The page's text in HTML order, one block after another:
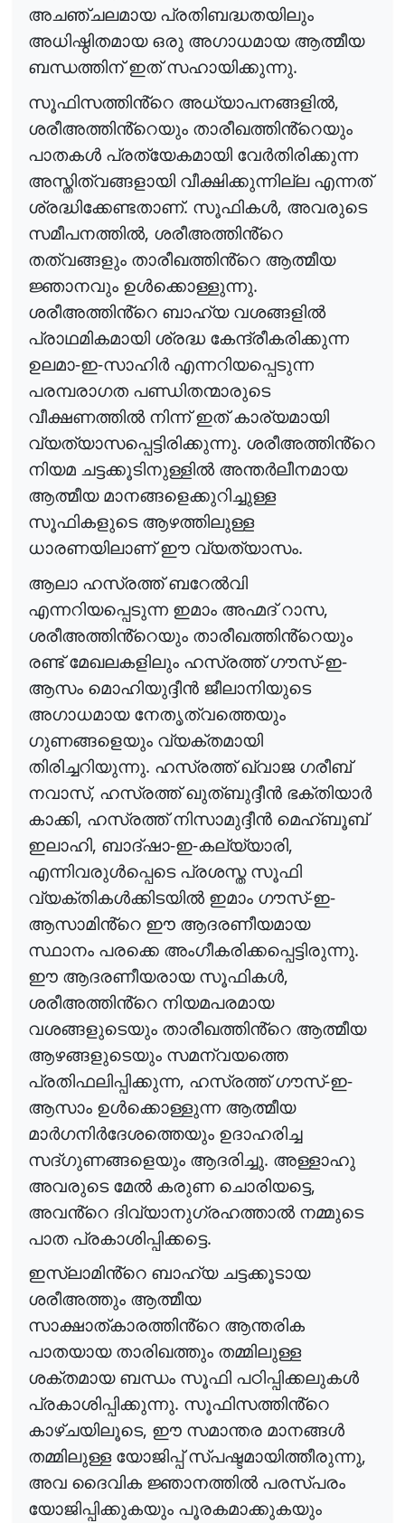
അചഞ്ചലമായ പ്രതിബദ്ധതയിലും
അധിഷ്ഠിതമായ ഒരു അഗാധമായ ആത്മീയ
ബന്ധത്തിന് ഇത് സഹായിക്കുന്നു.
സൂഫിസത്തിൻ്റെ അധ്യാപനങ്ങളിൽ,
ശരീഅത്തിൻ്റെയും താരീഖത്തിൻ്റെയും
പാതകൾ പ്രത്യേകമായി വേർതിരിക്കുന്ന
അസ്തിത്വങ്ങളായി വീക്ഷിക്കുന്നില്ല എന്നത്
ശ്രദ്ധിക്കേണ്ടതാണ്. സൂഫികൾ, അവരുടെ
സമീപനത്തിൽ, ശരീഅത്തിൻ്റെ
തത്വങ്ങളും താരീഖത്തിൻ്റെ ആത്മീയ
ജ്ഞാനവും ഉൾക്കൊള്ളുന്നു.
ശരീഅത്തിൻ്റെ ബാഹ്യ വശങ്ങളിൽ
പ്രാഥമികമായി ശ്രദ്ധ കേന്ദ്രീകരിക്കുന്ന
ഉലമാ-ഇ-സാഹിർ എന്നറിയപ്പെടുന്ന
പരമ്പരാഗത പണ്ഡിതന്മാരുടെ
വീക്ഷണത്തിൽ നിന്ന് ഇത് കാര്യമായി
വ്യത്യാസപ്പെട്ടിരിക്കുന്നു. ശരീഅത്തിൻ്റെ
നിയമ ചട്ടക്കൂടിനുള്ളിൽ അന്തർലീനമായ
ആത്മീയ മാനങ്ങളെക്കുറിച്ചുള്ള
സൂഫികളുടെ ആഴത്തിലുള്ള
ധാരണയിലാണ് ഈ വ്യത്യാസം.
ആലാ ഹസ്രത്ത് ബറേൽവി
എന്നറിയപ്പെടുന്ന ഇമാം അഹ്മദ് റാസ,
ശരീഅത്തിൻ്റെയും താരീഖത്തിൻ്റെയും
രണ്ട് മേഖലകളിലും ഹസ്രത്ത് ഗൗസ്-ഇ-
ആസം മൊഹിയുദ്ദീൻ ജീലാനിയുടെ
അഗാധമായ നേതൃത്വത്തെയും
ഗുണങ്ങളെയും വ്യക്തമായി
തിരിച്ചറിയുന്നു. ഹസ്രത്ത് ഖ്വാജ ഗരീബ്
നവാസ്, ഹസ്രത്ത് ഖുത്ബുദ്ദീൻ ഭക്തിയാർ
കാക്കി, ഹസ്രത്ത് നിസാമുദ്ദീൻ മെഹ്ബൂബ്
ഇലാഹി, ബാദ്ഷാ-ഇ-കല്യ്യാരി,
എന്നിവരുൾപ്പെടെ പ്രശസ്ത സൂഫി
വ്യക്തികൾക്കിടയിൽ ഇമാം ഗൗസ്-ഇ-
ആസാമിൻ്റെ ഈ ആദരണീയമായ
സ്ഥാനം പരക്കെ അംഗീകരിക്കപ്പെട്ടിരുന്നു.
ഈ ആദരണീയരായ സൂഫികൾ,
ശരീഅത്തിൻ്റെ നിയമപരമായ
വശങ്ങളുടെയും താരീഖത്തിൻ്റെ ആത്മീയ
ആഴങ്ങളുടെയും സമന്വയത്തെ
പ്രതിഫലിപ്പിക്കുന്ന, ഹസ്രത്ത് ഗൗസ്-ഇ-
ആസാം ഉൾക്കൊള്ളുന്ന ആത്മീയ
മാർഗനിർദേശത്തെയും ഉദാഹരിച്ച
സദ്ഗുണങ്ങളെയും ആദരിച്ചു. അള്ളാഹു
അവരുടെ മേൽ കരുണ ചൊരിയട്ടെ,
അവൻ്റെ ദിവ്യാനുഗ്രഹത്താൽ നമ്മുടെ
പാത പ്രകാശിപ്പിക്കട്ടെ.
ഇസ്ലാമിൻ്റെ ബാഹ്യ ചട്ടക്കൂടായ
ശരീഅത്തും ആത്മീയ
സാക്ഷാത്കാരത്തിൻ്റെ ആന്തരിക
പാതയായ താരിഖത്തും തമ്മിലുള്ള
ശക്തമായ ബന്ധം സൂഫി പഠിപ്പിക്കലുകൾ
പ്രകാശിപ്പിക്കുന്നു. സൂഫിസത്തിൻ്റെ
കാഴ്ചയിലൂടെ, ഈ സമാന്തര മാനങ്ങൾ
തമ്മിലുള്ള യോജിപ്പ് സ്പഷ്ടമായിത്തീരുന്നു,
അവ ദൈവിക ജ്ഞാനത്തിൽ പരസ്പരം
യോജിപ്പിക്കുകയും പൂരകമാക്കുകയും